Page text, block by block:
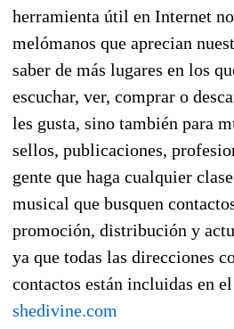
herramienta útil en Internet
melómanos que aprecian
saber de más lugares en los
escuchar, ver, comprar o
les gusta, sino también para
sellos, publicaciones,
gente que haga cualquier
musical que busquen
promoción, distribución y
ya que todas las direcciones
contactos están incluidas en el
shedivine.com